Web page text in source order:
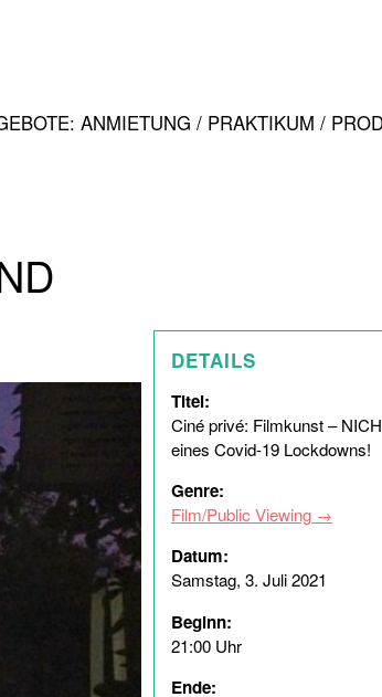
ANMIETUNG / PRAKTIKUM /
DETAILS
Titel:
Ciné privé: Filmkunst –
eines Covid-19 Lockdowns!
Genre:
Film/Public Viewing
Datum:
Samstag, 3. Juli 2021
Beginn:
21:00 Uhr
Ende: